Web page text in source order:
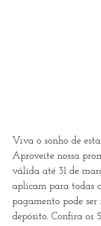
Viva o sonho de
Aproveite nossa
válida até 31 de
aplicam para todas
pagamento pode
depósito. Confira os